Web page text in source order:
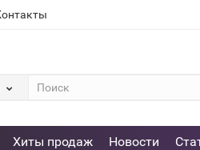
Хиты продаж Новости